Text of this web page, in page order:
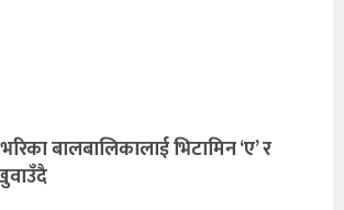
बालबालिकालाई भिटामिन ‘ए’ र